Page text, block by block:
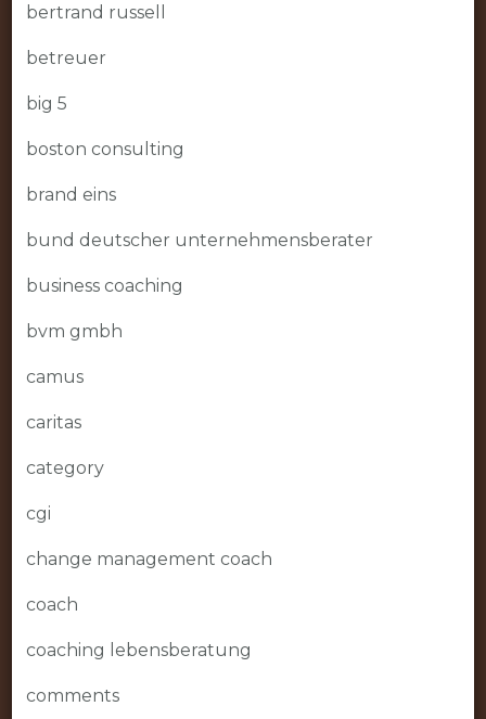
bertrand russell
betreuer
big 5
boston consulting
brand eins
bund deutscher unternehmensberater
business coaching
bvm gmbh
camus
caritas
category
cgi
change management coach
coach
coaching lebensberatung
comments